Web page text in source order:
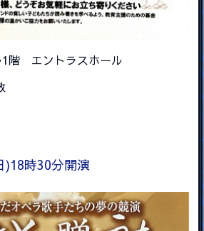
1階 エントラスホール
)18時30分開演